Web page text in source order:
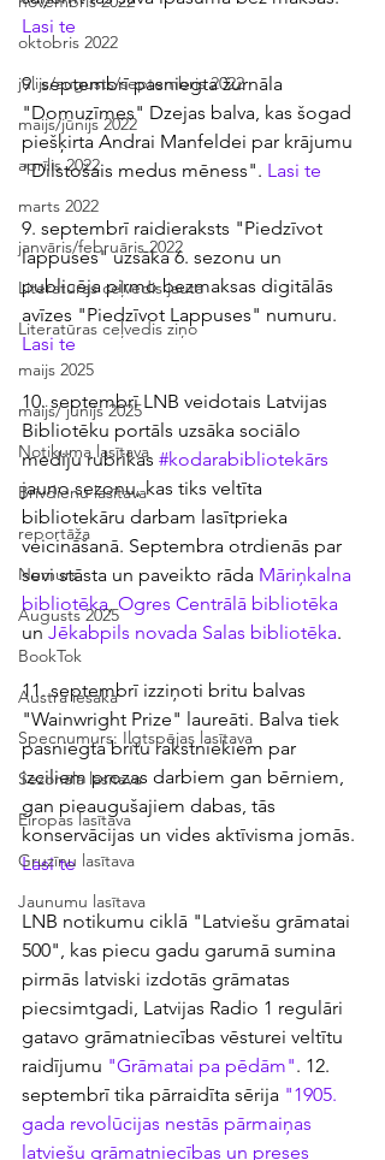
oktobris 2022
jūlijs/augusts/septembris 2022
maijs/jūnijs 2022
aprīlis 2022
marts 2022
janvāris/februāris 2022
Literatūras ceļvedis jautā
Literatūras ceļvedis ziņo
maijs 2025
maijs/ jūnijs 2025
Notikuma lasītava
Brīvdienu lasītava
reportāža
Numurs
Augusts 2025
BookTok
Austra iesaka
Specnumurs: Ilgtspējas lasītava
Sezonālā lasītava
Eiropas lasītava
Gruzīnu lasītava
Jaunumu lasītava
Lasi te
9. septembrī pasniegta žurnāla
"Domuzīmes" Dzejas balva, kas šogad
piešķirta Andrai Manfeldei par krājumu
"Dilstošais medus mēness". Lasi te
9. septembrī raidieraksts "Piedzīvot
lappuses" uzsāka 6. sezonu un
publicēja pirmo bezmaksas digitālās
avīzes "Piedzīvot Lappuses" numuru.
Lasi te
10. septembrī LNB veidotais Latvijas
Bibliotēku portāls uzsāka sociālo
mediju rubrikas #kodarabibliotekārs
jauno sezonu, kas tiks veltīta
bibliotekāru darbam lasītprieka
veicināšanā. Septembra otrdienās par
sevi stāsta un paveikto rāda Māriņkalna
bibliotēka Ogres Centrālā bibliotēka
un Jēkabpils novada Salas bibliotēka.
11. septembrī izziņoti britu balvas
"Wainwright Prize" laureāti. Balva tiek
pasniegta britu rakstniekiem par
izciliem prozas darbiem gan bērniem,
gan pieaugušajiem dabas, tās
konservācijas un vides aktīvisma jomās.
Lasi te
LNB notikumu ciklā "Latviešu grāmatai
500", kas piecu gadu garumā sumina
pirmās latviski izdotās grāmatas
piecsimtgadi, Latvijas Radio 1 regulāri
gatavo grāmatniecības vēsturei veltītu
raidījumu "Grāmatai pa pēdām". 12.
septembrī tika pārraidīta sērija "1905.
gada revolūcijas nestās pārmaiņas
latviešu grāmatniecības un preses